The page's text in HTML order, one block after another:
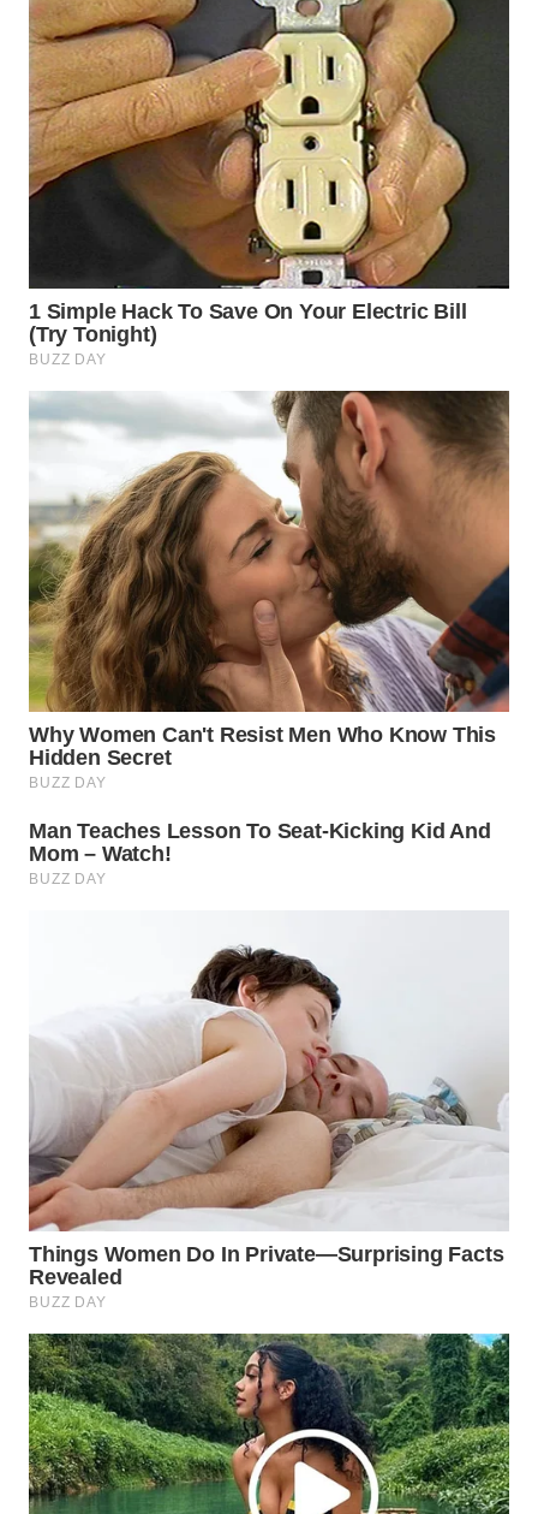
CIANJUR
WN
KEPULAUAN
SERIBU
BINJAI
WN
CIREBON
INDRAMAYU
WN
KUNINGAN
WN
MAJALENGKA
WN
SUBANG
SUKABUMI
TIMUR
WN
SEMARANG
WN
SOLO
WN
BOROBUDUR
WN
MADURA
WN
SURABAYA